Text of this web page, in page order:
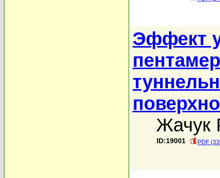
Эффект
Жачук
ID:19001 PDF